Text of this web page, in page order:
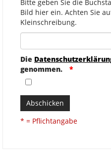
Bitte geben Sie die
Bild hier ein. Achten Sie
Kleinschreibung.
Die
genommen.
Abschicken
* = Pflichtangabe